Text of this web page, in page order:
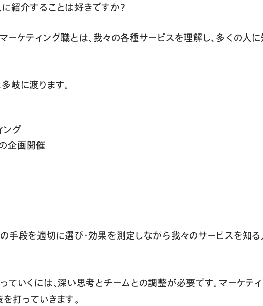
紹介することは好きですか？
ーケティング職とは、我々の各種サービスを理解し、多くの人
岐に渡ります。
ング
企画開催
手段を適切に選び・効果を測定しながら我々のサービスを知
ていくには、深い思考とチームとの調整が必要です。マーケテ
打っていきます。